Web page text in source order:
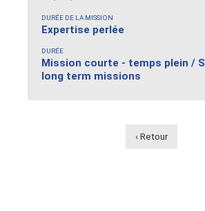
DURÉE DE LA MISSION
Expertise perlée
DURÉE
Mission courte - temps plein /
long term missions
‹ Retour